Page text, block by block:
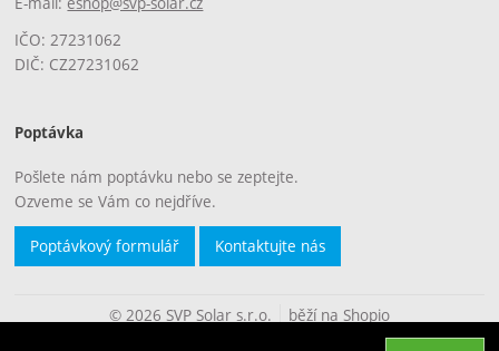
IČO: 27231062
DIČ: CZ27231062
Poptávka
Pošlete nám poptávku nebo se zeptejte.
Ozveme se Vám co nejdříve.
Poptávkový formulář Kontaktujte nás
© 2026 SVP Solar s.r.o. běží na Shopio